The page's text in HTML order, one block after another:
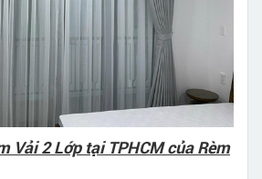
Vải 2 Lớp tại TPHCM của Rèm